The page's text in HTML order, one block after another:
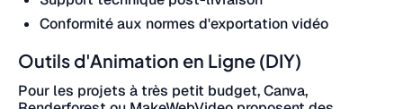
Conformité aux normes d'exportation vidéo
Outils d'Animation en Ligne (DIY)
Pour les projets à très petit budget, Canva,